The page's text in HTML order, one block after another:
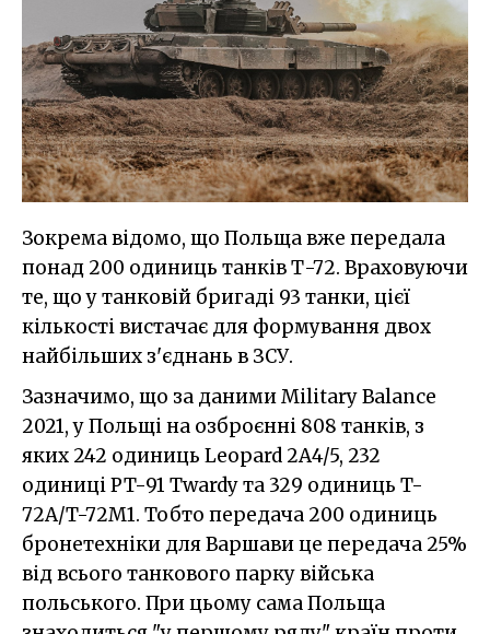
Зокрема відомо, що Польща вже передала
понад 200 одиниць танків Т-72. Враховуючи
те, що у танковій бригаді 93 танки, цієї
кількості вистачає для формування двох
найбільших з'єднань в ЗСУ.
Зазначимо, що за даними Military Balance
2021, у Польщі на озброєнні 808 танків, з
яких 242 одиниць Leopard 2A4/5, 232
одиниці PT-91 Twardy та 329 одиниць T-
72A/T-72M1. Тобто передача 200 одиниць
бронетехніки для Варшави це передача 25%
від всього танкового парку війська
польського. При цьому сама Польща